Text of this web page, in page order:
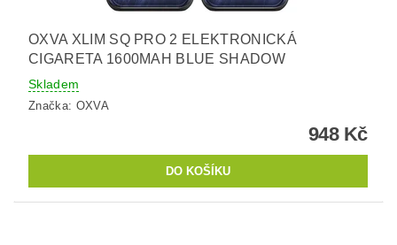
OXVA XLIM SQ PRO 2 ELEKTRONICKÁ
CIGARETA 1600MAH BLUE SHADOW
Skladem
Značka: OXVA
948 Kč